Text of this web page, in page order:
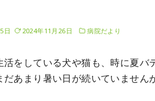
日 2024年11月26日 病院だより
をしている犬や猫も、時に夏バ
だあまり暑い日が続いていません